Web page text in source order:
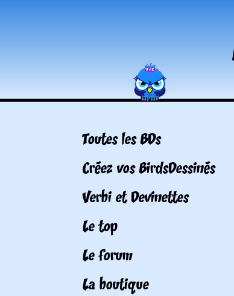
Toutes les BDs
Créez vos BirdsDessinés
Verbi et Devinettes
Le top
Le forum
La boutique